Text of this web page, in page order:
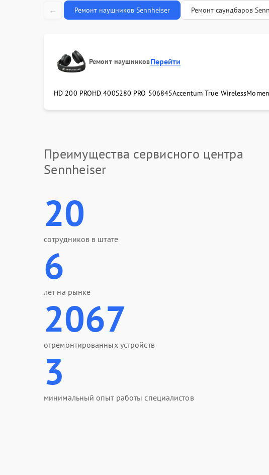
← Ремонт наушников Sennheiser Ремонт саундбаров
Ремонт наушниковПерейти
HD 200 PROHD 400S280 PRO 506845Accentum True Wireless
Преимущества сервисного центра
Sennheiser
20
сотрудников в штате
6
лет на рынке
2067
отремонтированных устройств
3
минимальный опыт работы специалистов